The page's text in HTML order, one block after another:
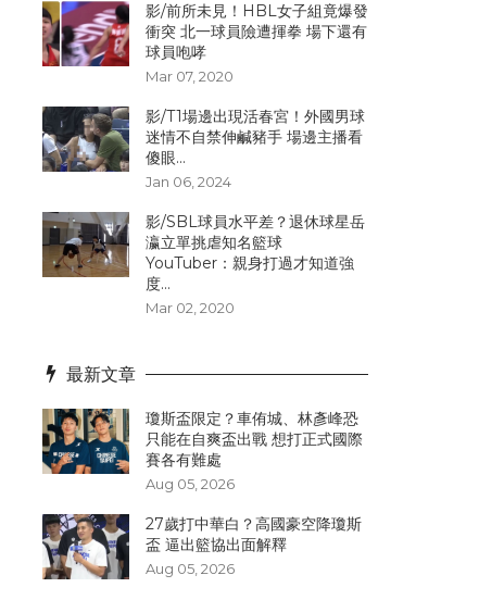
影/前所未見！HBL女子組竟爆發
衝突 北一球員險遭揮拳 場下還有
球員咆哮
Mar 07, 2020
影/T1場邊出現活春宮！外國男球
迷情不自禁伸鹹豬手 場邊主播看
傻眼...
Jan 06, 2024
影/SBL球員水平差？退休球星岳
瀛立單挑虐知名籃球
YouTuber：親身打過才知道強
度...
Mar 02, 2020
最新文章
瓊斯盃限定？車侑城、林彥峰恐
只能在自爽盃出戰 想打正式國際
賽各有難處
Aug 05, 2026
27歲打中華白？高國豪空降瓊斯
盃 逼出籃協出面解釋
Aug 05, 2026